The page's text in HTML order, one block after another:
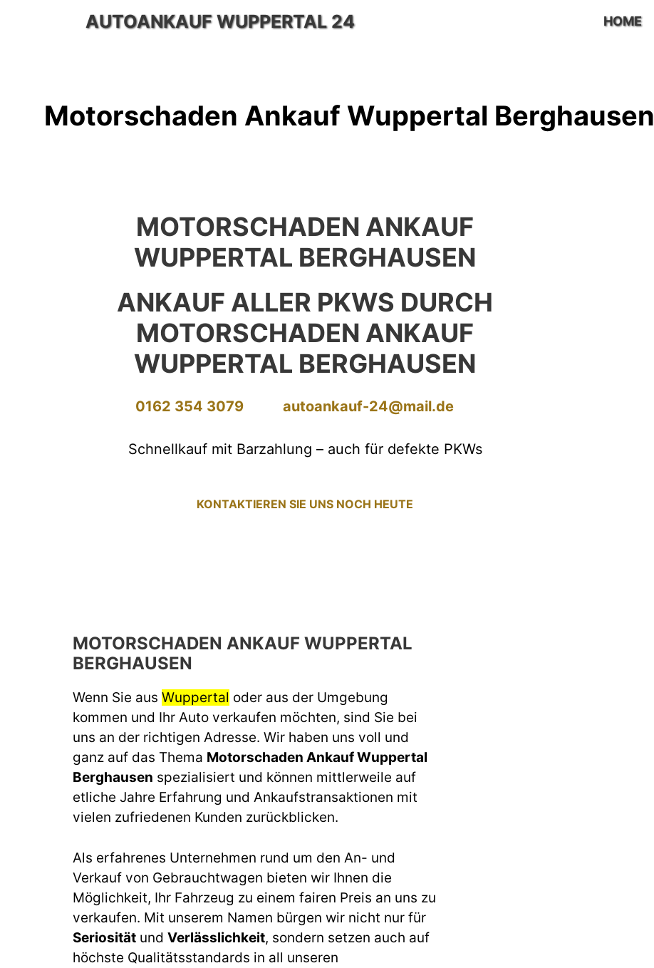
AUTOANKAUF WUPPERTAL 24 HOME
Motorschaden Ankauf Wuppertal Berghausen
MOTORSCHADEN ANKAUF
WUPPERTAL BERGHAUSEN
ANKAUF ALLER PKWS DURCH
MOTORSCHADEN ANKAUF
WUPPERTAL BERGHAUSEN
0162 354 3079 autoankauf-24@mail.de
Schnellkauf mit Barzahlung – auch für defekte PKWs
KONTAKTIEREN SIE UNS NOCH HEUTE
MOTORSCHADEN ANKAUF WUPPERTAL
BERGHAUSEN
Wenn Sie aus Wuppertal oder aus der Umgebung
kommen und Ihr Auto verkaufen möchten, sind Sie bei
uns an der richtigen Adresse. Wir haben uns voll und
ganz auf das Thema Motorschaden Ankauf Wuppertal
Berghausen spezialisiert und können mittlerweile auf
etliche Jahre Erfahrung und Ankaufstransaktionen mit
vielen zufriedenen Kunden zurückblicken.
Als erfahrenes Unternehmen rund um den An- und
Verkauf von Gebrauchtwagen bieten wir Ihnen die
Möglichkeit, Ihr Fahrzeug zu einem fairen Preis an uns zu
verkaufen. Mit unserem Namen bürgen wir nicht nur für
Seriosität und Verlässlichkeit, sondern setzen auch auf
höchste Qualitätsstandards in all unseren